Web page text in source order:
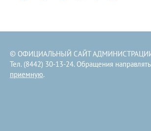
© ОФИЦИАЛЬНЫЙ САЙТ
Тел. (8442) 30-13-24. Обращения
приемную.